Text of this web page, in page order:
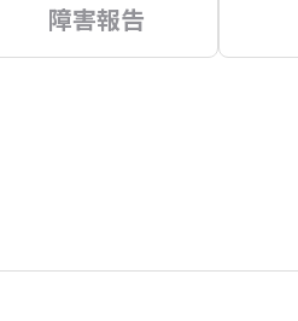
障害報告